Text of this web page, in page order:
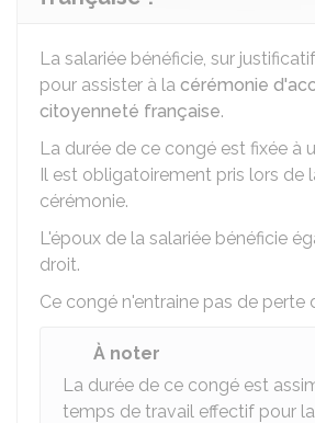
La salariée bénéficie, sur
pour assister à la cérémonie
citoyenneté française.
La durée de ce congé est fixée à
Il est obligatoirement pris lors de
cérémonie.
L'époux de la salariée bénéficie
droit.
Ce congé n'entraine pas de perte
À noter
La durée de ce congé est
temps de travail effectif pour la